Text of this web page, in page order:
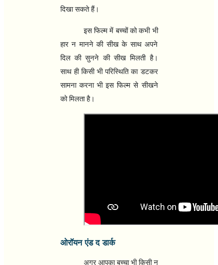
दिखा सकते हैं।
इस फिल्‍म में बच्‍चों को कभी भी
हार न मानने की सीख के साथ अपने
दिल की सुनने की सीख मिलती है।
साथ ही किसी भी परिस्थिति का डटकर
सामना करना भी इस फिल्‍म से सीखने
को मिलता है।
ओरॉयन एंड द डार्क
अगर आपका बच्‍चा भी किसी न